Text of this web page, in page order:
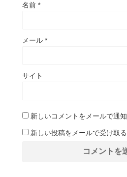
名前 *
メール *
サイト
新しいコメントをメールで通知
新しい投稿をメールで受け取る